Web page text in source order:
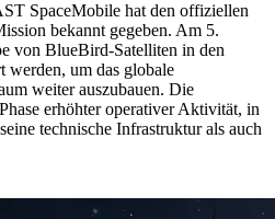
SpaceMobile hat den offiziellen
bekannt gegeben. Am 5.
von BlueBird-Satelliten in den
werden, um das globale
weiter auszubauen. Die
erhöhter operativer Aktivität, in
technische Infrastruktur als auch